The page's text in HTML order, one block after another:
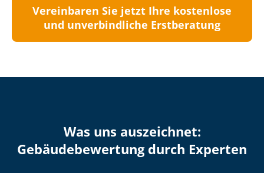
Vereinbaren Sie jetzt Ihre kostenlose
und unverbindliche Erstberatung
Was uns auszeichnet:
Ge­bäu­de­be­wer­tung durch Experten